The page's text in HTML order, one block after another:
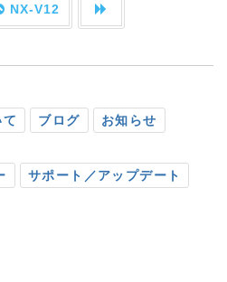
NX-V12
ブログ お知らせ
サポート／アップデート